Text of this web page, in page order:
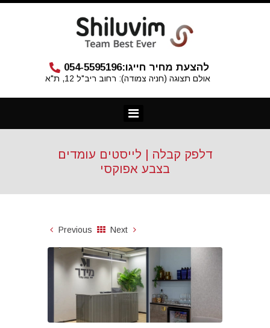
להצעת מחיר חייגו:054-5595196
אולם תצוגה (חניה צמודה): רחוב ריב"ל 12, ת"א
דלפק קבלה | לייסטים עומדים
בצבע אפוקסי
Previous Next